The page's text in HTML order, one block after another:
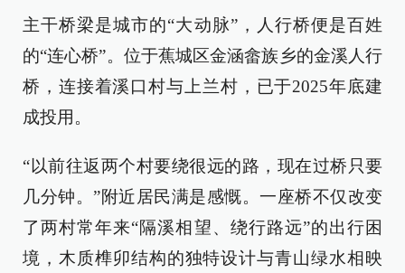
主干桥梁是城市的“大动脉”，人行桥便是百姓
的“连心桥”。位于蕉城区金涵畲族乡的金溪人行
桥，连接着溪口村与上兰村，已于2025年底建
成投用。
“以前往返两个村要绕很远的路，现在过桥只要
几分钟。”附近居民满是感慨。一座桥不仅改变
了两村常年来“隔溪相望、绕行路远”的出行困
境，木质榫卯结构的独特设计与青山绿水相映